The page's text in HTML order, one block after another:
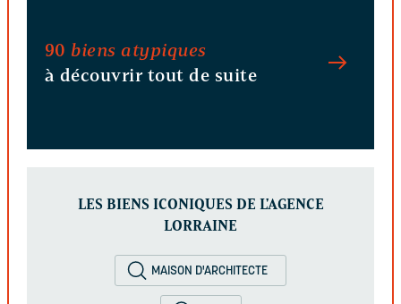
90 biens atypiques
à découvrir tout de suite
LES BIENS ICONIQUES DE L'AGENCE
LORRAINE
MAISON D'ARCHITECTE